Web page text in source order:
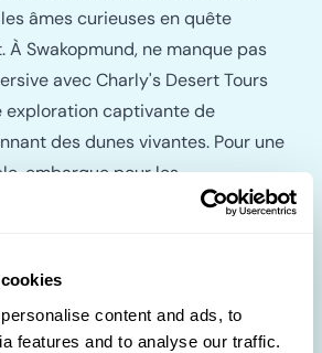
content and ads, to
features and to analyse our traffic.
âmes curieuses en quête
À Swakopmund, ne manque pas
avec Charly's Desert Tours
exploration captivante de
des dunes vivantes. Pour une
embarque pour les
Tours vers Sandwich Harbour, où
image.